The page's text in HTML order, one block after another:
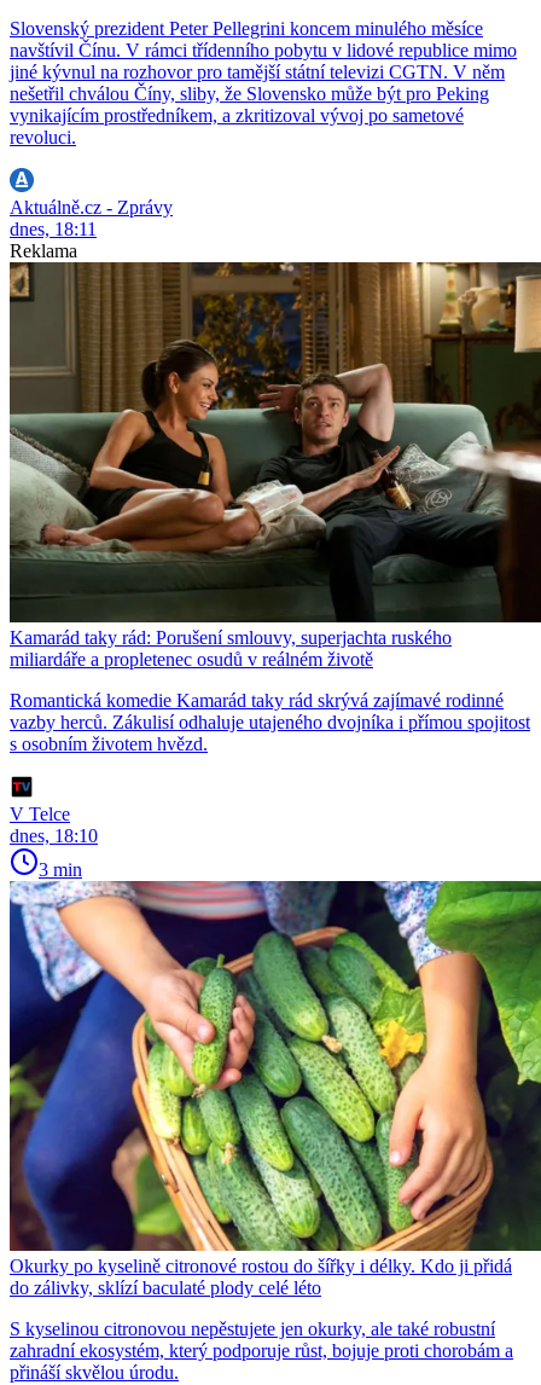
Slovenský prezident Peter Pellegrini koncem minulého měsíce
navštívil Čínu. V rámci třídenního pobytu v lidové republice mimo
jiné kývnul na rozhovor pro tamější státní televizi CGTN. V něm
nešetřil chválou Číny, sliby, že Slovensko může být pro Peking
vynikajícím prostředníkem, a zkritizoval vývoj po sametové
revoluci.
Aktuálně.cz - Zprávy
dnes, 18:11
Reklama
Kamarád taky rád: Porušení smlouvy, superjachta ruského
miliardáře a propletenec osudů v reálném životě
Romantická komedie Kamarád taky rád skrývá zajímavé rodinné
vazby herců. Zákulisí odhaluje utajeného dvojníka i přímou spojitost
s osobním životem hvězd.
V Telce
dnes, 18:10
3 min
Okurky po kyselině citronové rostou do šířky i délky. Kdo ji přidá
do zálivky, sklízí baculaté plody celé léto
S kyselinou citronovou nepěstujete jen okurky, ale také robustní
zahradní ekosystém, který podporuje růst, bojuje proti chorobám a
přináší skvělou úrodu.